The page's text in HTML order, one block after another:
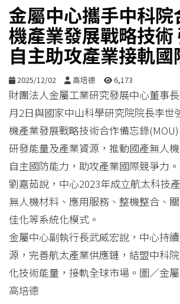
合
影
音
購
物
金屬中心攜手中科院
機產業發展戰略技術
自主助攻產業接軌國
2025/12/02 高培德 6,173
財團法人金屬工業研究發展中心董事
月2日與國家中山科學研究院院長李世
機產業發展戰略技術合作備忘錄
研發能量及產業資源，推動國產無人
自主國防能力，助攻產業國際競爭力。
劉嘉茹說，中心2023年成立航太科技
無人機材料、應用服務、整機整合、
佳化等系統化模式。
金屬中心副執行長武威宏說，中心持
源，完善航太產業供應鏈，結盟中科
化技術能量，接軌全球市場。圖／金
高培德